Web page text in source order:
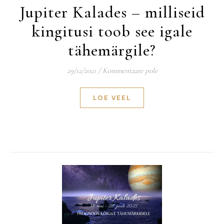
Jupiter Kalades – milliseid
kingitusi toob see igale
tähemärgile?
29/12/2021 / Kommentaare pole
LOE VEEL